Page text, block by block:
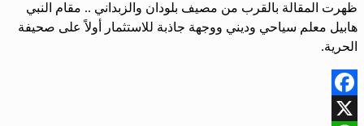
ظهرت المقالة بالقرب من مصيف بلودان والزبداني .. مقام النبي
هابيل معلم سياحي وديني ووجهة جاذبة للاستثمار أولاً على صحيفة
الحرية.
Facebook